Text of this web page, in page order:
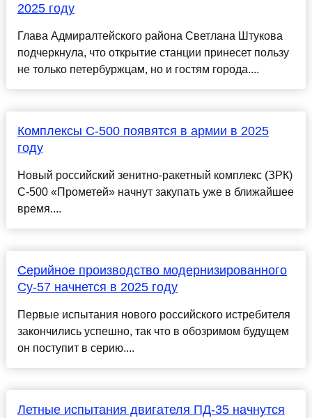
2025 году
Глава Адмиралтейского района Светлана Штукова
подчеркнула, что открытие станции принесет пользу
не только петербуржцам, но и гостям города....
Комплексы С-500 появятся в армии в 2025
году
Новый российский зенитно-ракетный комплекс (ЗРК)
С-500 «Прометей» начнут закупать уже в ближайшее
время....
Серийное производство модернизированного
Су-57 начнется в 2025 году
Первые испытания нового российского истребителя
закончились успешно, так что в обозримом будущем
он поступит в серию....
Летные испытания двигателя ПД-35 начнутся